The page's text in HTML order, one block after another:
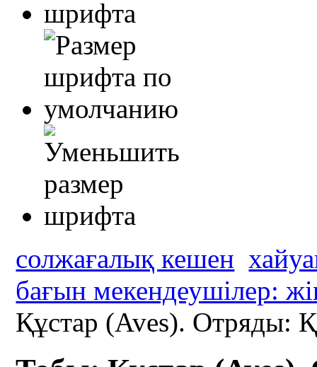
солжағалық кешен
бағын мекендеушілер:
Құстар (Aves). Отряды: